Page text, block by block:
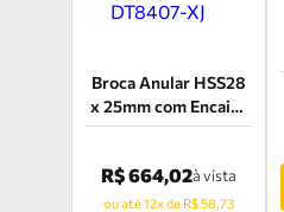
Broca Anular HSS28
x 25mm com Encaixe
Weldon Dewalt -
R$ 664,02à vista
ou até 12x de R$ 58,73